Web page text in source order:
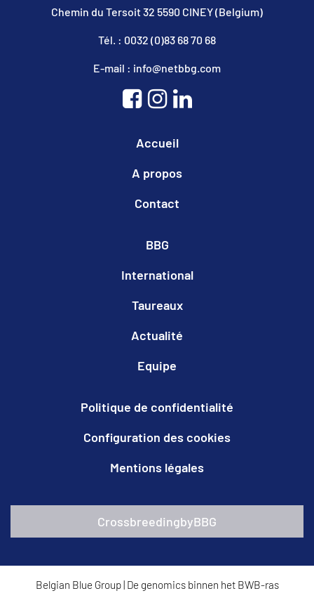
Chemin du Tersoit 32 5590 CINEY (Belgium)
Tél. : 0032 (0)83 68 70 68
E-mail : info@netbbg.com
Accueil
A propos
Contact
BBG
International
Taureaux
Actualité
Equipe
Politique de confidentialité
Configuration des cookies
Mentions légales
CrossbreedingbyBBG
Belgian Blue Group| De genomics binnen het BWB-ras